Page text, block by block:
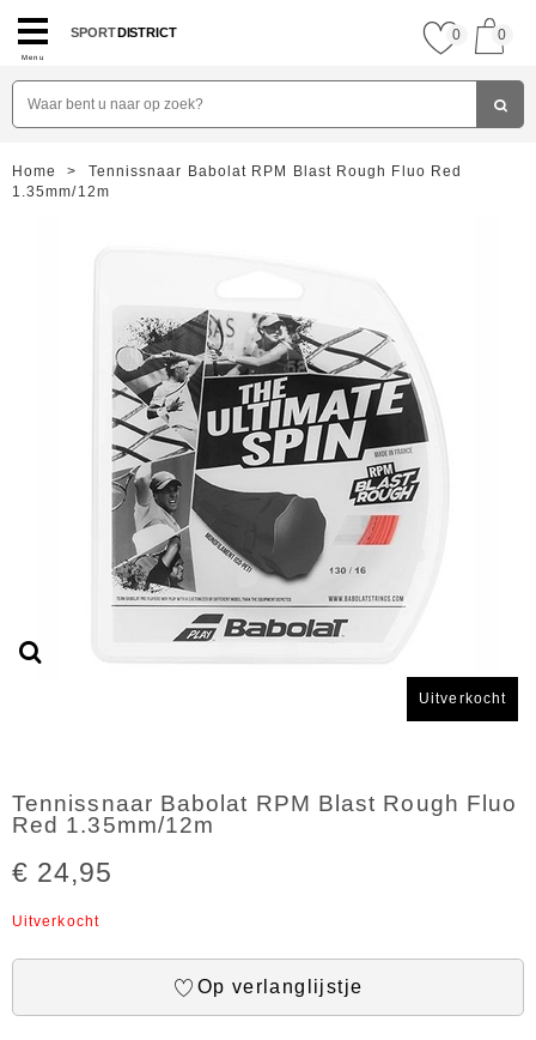
Menu
SPORTDISTRICT 0 0
Home >
Tennissnaar Babolat RPM Blast Rough Fluo Red
1.35mm/12m
Uitverkocht
Tennissnaar Babolat RPM Blast Rough Fluo
Red 1.35mm/12m
€ 24,95
Uitverkocht
Op verlanglijstje